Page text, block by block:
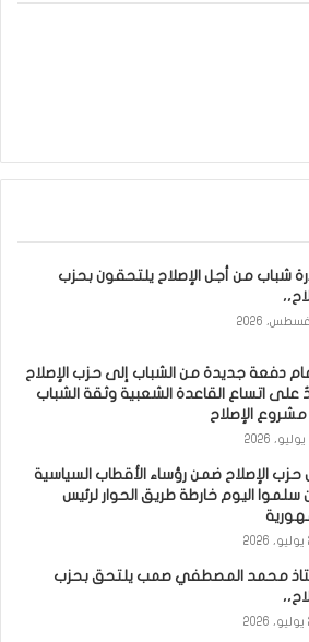
شباب من أجل الإصلاح يلتحقون بحزب
دفعة جديدة من الشباب إلى حزب الإصلاح
على اتساع القاعدة الشعبية وثقة الشباب
الإصلاح
حزب الإصلاح ضمن رؤساء الأقطاب السياسية
سلموا اليوم خارطة طريق الحوار لرئيس
محمد المصطفي صمب يلتحق بحزب